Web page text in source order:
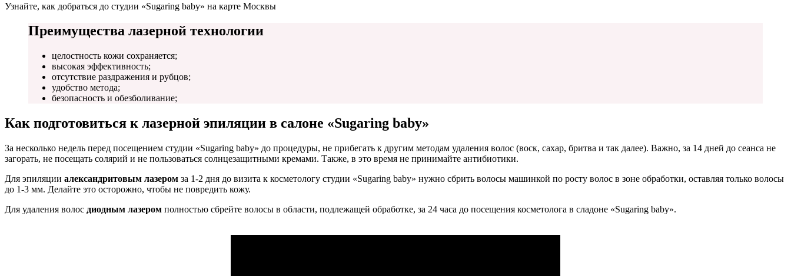
Узнайте, как добраться до студии «Sugaring baby» на карте Москвы
Преимущества лазерной технологии
целостность кожи сохраняется;
высокая эффективность;
отсутствие раздражения и рубцов;
удобство метода;
безопасность и обезболивание;
Как подготовиться к лазерной эпиляции в салоне «Sugaring baby»
За несколько недель перед посещением студии «Sugaring baby» до процедуры, не прибегать к другим методам удаления волос (воск, сахар, бритва и так далее). Важно, за 14 дней до сеанса не
загорать, не посещать солярий и не пользоваться солнцезащитными кремами. Также, в это время не принимайте антибиотики.
Для эпиляции александритовым лазером за 1-2 дня до визита к косметологу студии «Sugaring baby» нужно сбрить волосы машинкой по росту волос в зоне обработки, оставляя только волосы
до 1-3 мм. Делайте это осторожно, чтобы не повредить кожу.
Для удаления волос диодным лазером полностью сбрейте волосы в области, подлежащей обработке, за 24 часа до посещения косметолога в сладоне «Sugaring baby».